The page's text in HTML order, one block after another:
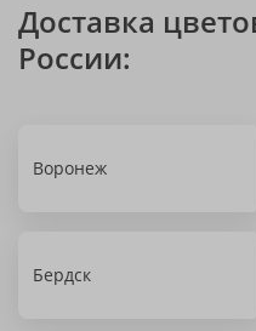
Доставка
России:
Воронеж
Бердск